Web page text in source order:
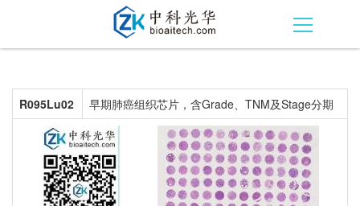
R095Lu02 早期肺癌组织芯片，含Grade、TNM及Stage分期